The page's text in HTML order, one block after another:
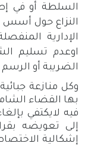
السلطة أو في
النزاع حول أسس
الإدارية
اوعدم تسليم
الضريبة أو الرسم
وكل منازعة
بها القضاء
فيه لايكتفي
إلى تعويضه
إشكالية